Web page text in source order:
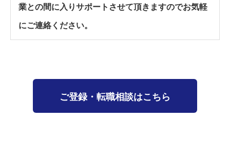
業との間に入りサポートさせて頂きますのでお気軽
にご連絡ください。
ご登録・転職相談はこちら